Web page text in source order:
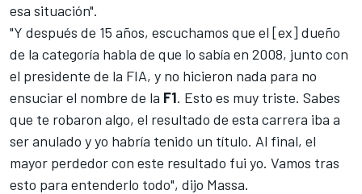
esa situación".
"Y después de 15 años, escuchamos que el [ex] dueño
de la categoría habla de que lo sabía en 2008, junto con
el presidente de la FIA, y no hicieron nada para no
ensuciar el nombre de la F1. Esto es muy triste. Sabes
que te robaron algo, el resultado de esta carrera iba a
ser anulado y yo habría tenido un título. Al final, el
mayor perdedor con este resultado fui yo. Vamos tras
esto para entenderlo todo", dijo Massa.